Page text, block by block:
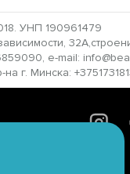
УНП 190961479
e-mail:
г. Минска: